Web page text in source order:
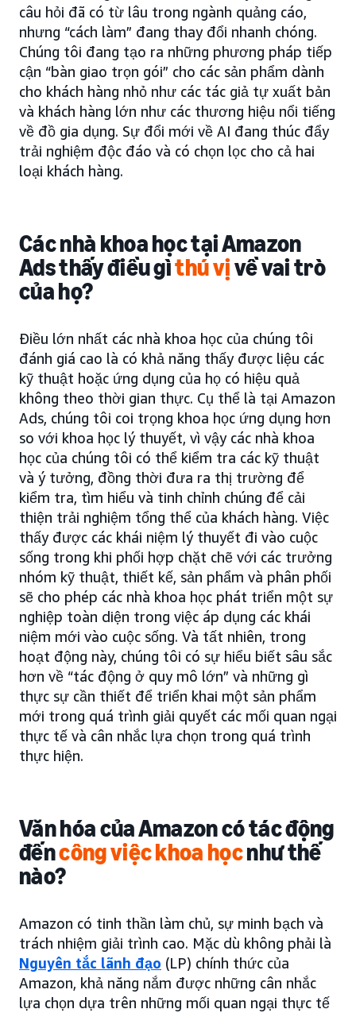
câu hỏi đã có từ lâu trong ngành quảng cáo,
nhưng “cách làm” đang thay đổi nhanh chóng.
Chúng tôi đang tạo ra những phương pháp tiếp
cận “bàn giao trọn gói” cho các sản phẩm dành
cho khách hàng nhỏ như các tác giả tự xuất bản
và khách hàng lớn như các thương hiệu nổi tiếng
về đồ gia dụng. Sự đổi mới về AI đang thúc đẩy
trải nghiệm độc đáo và có chọn lọc cho cả hai
loại khách hàng.
Các nhà khoa học tại Amazon
Ads thấy điều gìthú vịvề vai trò
của họ?
Điều lớn nhất các nhà khoa học của chúng tôi
đánh giá cao là có khả năng thấy được liệu các
kỹ thuật hoặc ứng dụng của họ có hiệu quả
không theo thời gian thực. Cụ thể là tại Amazon
Ads, chúng tôi coi trọng khoa học ứng dụng hơn
so với khoa học lý thuyết, vì vậy các nhà khoa
học của chúng tôi có thể kiểm tra các kỹ thuật
và ý tưởng, đồng thời đưa ra thị trường để
kiểm tra, tìm hiểu và tinh chỉnh chúng để cải
thiện trải nghiệm tổng thể của khách hàng. Việc
thấy được các khái niệm lý thuyết đi vào cuộc
sống trong khi phối hợp chặt chẽ với các trưởng
nhóm kỹ thuật, thiết kế, sản phẩm và phân phối
sẽ cho phép các nhà khoa học phát triển một sự
nghiệp toàn diện trong việc áp dụng các khái
niệm mới vào cuộc sống. Và tất nhiên, trong
hoạt động này, chúng tôi có sự hiểu biết sâu sắc
hơn về “tác động ở quy mô lớn” và những gì
thực sự cần thiết để triển khai một sản phẩm
mới trong quá trình giải quyết các mối quan ngại
thực tế và cân nhắc lựa chọn trong quá trình
thực hiện.
Văn hóa của Amazon có tác động
đếncông việc khoa họcnhư thế
nào?
Amazon có tinh thần làm chủ, sự minh bạch và
trách nhiệm giải trình cao. Mặc dù không phải là
Nguyên tắc lãnh đạo (LP) chính thức của
Amazon, khả năng nắm được những cân nhắc
lựa chọn dựa trên những mối quan ngại thực tế